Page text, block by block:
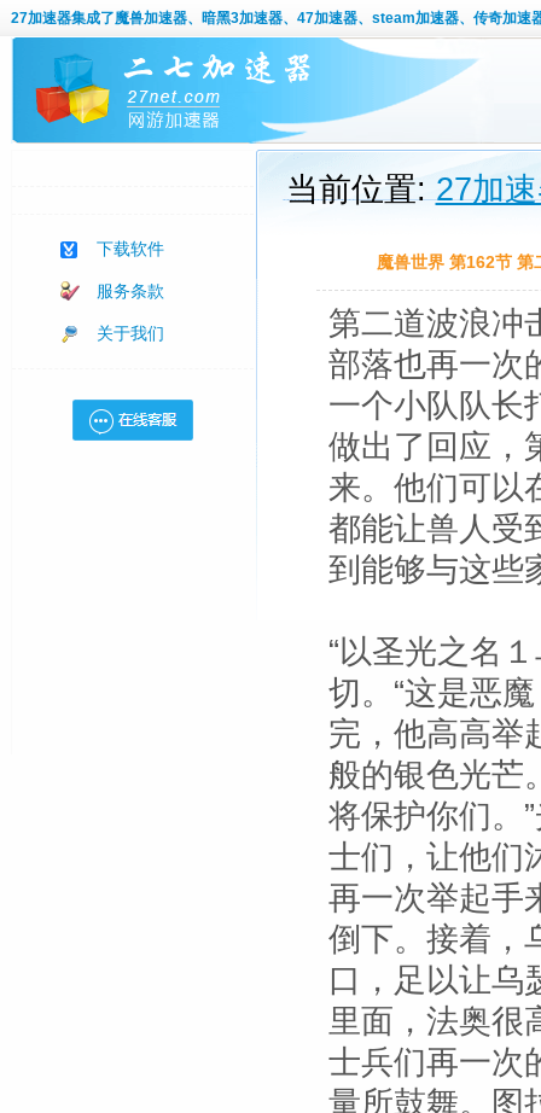
27加速器集成了魔兽加速器、暗黑3加速器、47加速器、steam加速器、传奇加速
下载软件
服务条款
关于我们
当前位置:27加
魔兽世界 第162节 第
第二道波浪冲
部落也再一次
一个小队队长
做出了回应，
来。他们可以
都能让兽人受
到能够与这些
“以圣光之名
切。“这是恶
完，他高高举
般的银色光芒
将保护你们。
士们，让他们
再一次举起手
倒下。接着，
口，足以让乌
里面，法奥很
士兵们再一次
量所鼓舞。图